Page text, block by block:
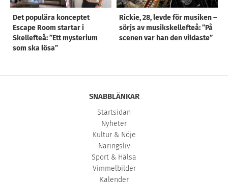
Det populära konceptet
Escape Room startar i
Skellefteå: ”Ett mysterium
som ska lösa”
Rickie, 28, levde för musiken –
sörjs av musikskellefteå: ”På
scenen var han den vildaste”
SNABBLÄNKAR
Startsidan
Nyheter
Kultur & Nöje
Näringsliv
Sport & Hälsa
Vimmelbilder
Kalender